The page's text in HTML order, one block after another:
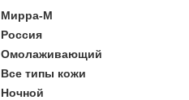
Мирра-М
Россия
Омолаживающий
Все типы кожи
Ночной